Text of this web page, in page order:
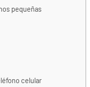
pequeñas
celular